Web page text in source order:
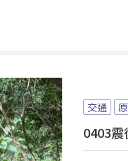
交通
0403